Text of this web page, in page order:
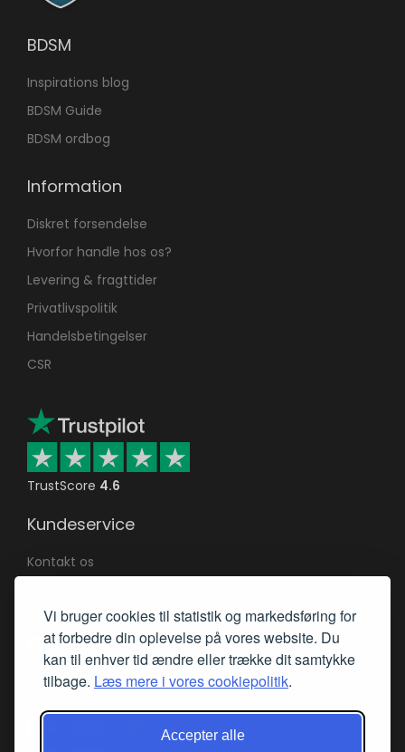
Vi bruger cookies til statistik og markedsføring for
at forbedre din oplevelse på vores website. Du
kan til enhver tid ændre eller trække dit samtykke
tilbage. Læs mere i vores cookiepolitik.
Accepter alle
BDSM
Inspirations blog
BDSM Guide
BDSM ordbog
Information
Diskret forsendelse
Hvorfor handle hos os?
Levering & fragttider
Privatlivspolitik
Handelsbetingelser
CSR
TrustScore 4.6
Kundeservice
Kontakt os
Returret & reklamation
Mød os på Facebook
Betalingsmetoder